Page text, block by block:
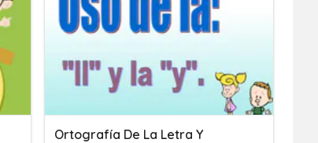
Ortografía De La Letra Y